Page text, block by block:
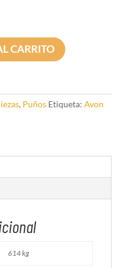
CARRITO
, Puños Etiqueta: Avon
614 kg